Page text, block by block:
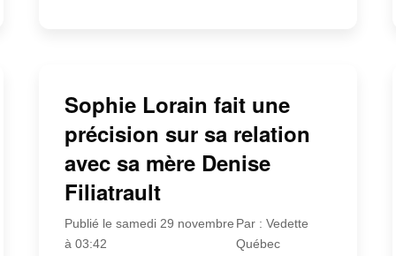
Sophie Lorain fait une
précision sur sa relation
avec sa mère Denise
Filiatrault
Publié le samedi 29 novembre
à 03:42
Par : Vedette
Québec